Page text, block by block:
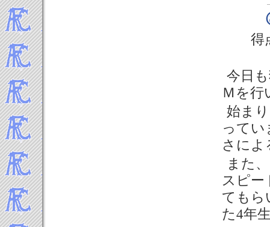
得
今日
Ｍを行
始ま
ってい
さによ
また
スピー
てもら
た4年